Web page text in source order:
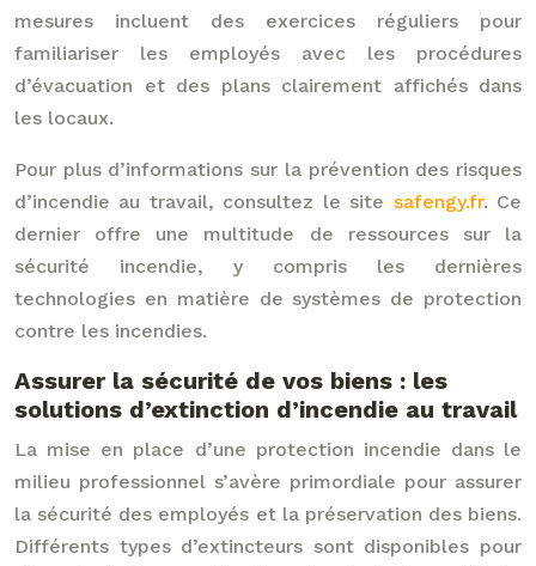
mesures incluent des exercices réguliers pour
familiariser les employés avec les procédures
d’évacuation et des plans clairement affichés dans
les locaux.
Pour plus d’informations sur la prévention des risques
d’incendie au travail, consultez le site safengy.fr. Ce
dernier offre une multitude de ressources sur la
sécurité incendie, y compris les dernières
technologies en matière de systèmes de protection
contre les incendies.
Assurer la sécurité de vos biens : les
solutions d’extinction d’incendie au travail
La mise en place d’une protection incendie dans le
milieu professionnel s’avère primordiale pour assurer
la sécurité des employés et la préservation des biens.
Différents types d’extincteurs sont disponibles pour